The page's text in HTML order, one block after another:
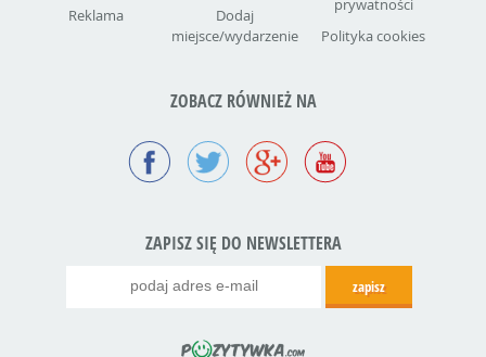
Reklama
Dodaj
miejsce/wydarzenie
prywatności
Polityka cookies
ZOBACZ RÓWNIEŻ NA
ZAPISZ SIĘ DO NEWSLETTERA